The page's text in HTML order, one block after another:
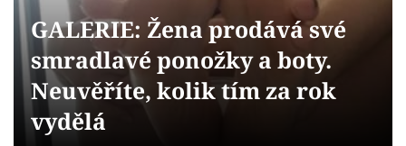
Videa
Sledujte prima+
GALERIE: Žena prodává své
smradlavé ponožky a boty.
Neuvěříte, kolik tím za rok
vydělá